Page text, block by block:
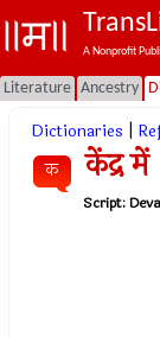
A Nonprofit
Literature Ancestry
Dictionaries
क केंद्र में
Script: